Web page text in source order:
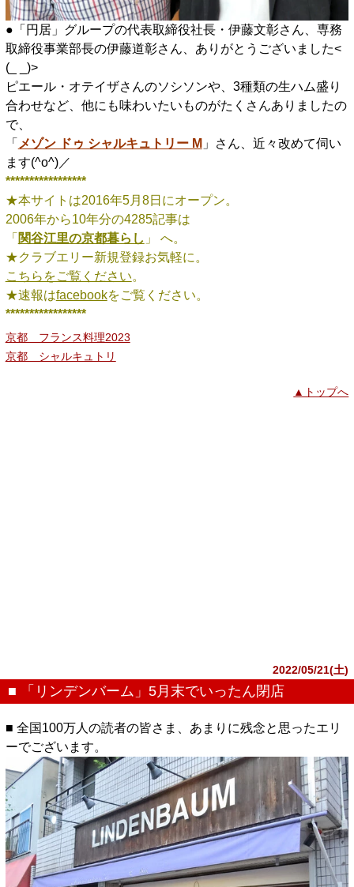
●「円居」グループの代表取締役社長・伊藤文彰さん、専務
取締役事業部長の伊藤道彰さん、ありがとうございました<
(_ _)>
ピエール・オテイザさんのソシソンや、3種類の生ハム盛り
合わせなど、他にも味わいたいものがたくさんありましたの
で、
「 メゾン ドゥ シャルキュトリー M 」さん、近々改めて伺い
ます(^o^)／
*****************
★本サイトは2016年5月8日にオープン。
2006年から10年分の4285記事は
「 関谷江里の京都暮らし 」 へ。
★クラブエリー新規登録お気軽に。
こちらをご覧ください。
★速報はfacebookをご覧ください。
*****************
京都 フランス料理2023
京都 シャルキュトリ
▲トップへ
2022/05/21(土)
■ 「リンデンバーム」5月末でいったん閉店
■ 全国100万人の読者の皆さま、あまりに残念と思ったエリ
ーでございます。